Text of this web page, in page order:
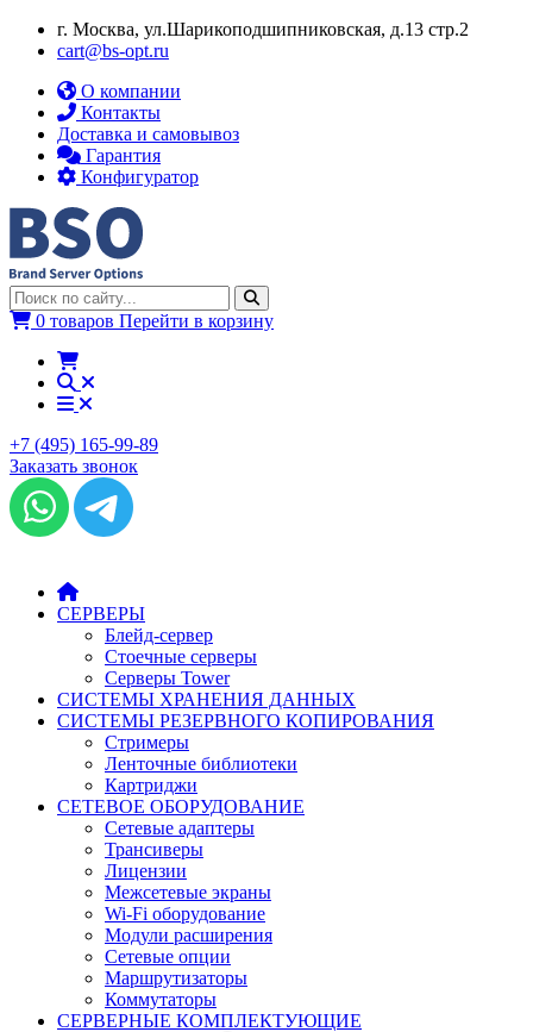
г. Москва, ул.​​Шарикоподшипниковская, д.13 стр.2
cart@bs-opt.ru
О компании
Контакты
Доставка и самовывоз
Гарантия
Конфигуратор
0 товаров Перейти в корзину
+7 (495) 165-99-89
Заказать звонок
СЕРВЕРЫ
Блейд-сервер
Стоечные серверы
Серверы Tower
СИСТЕМЫ ХРАНЕНИЯ ДАННЫХ
СИСТЕМЫ РЕЗЕРВНОГО КОПИРОВАНИЯ
Стримеры
Ленточные библиотеки
Картриджи
СЕТЕВОЕ ОБОРУДОВАНИЕ
Сетевые адаптеры
Трансиверы
Лицензии
Межсетевые экраны
Wi-Fi оборудование
Модули расширения
Сетевые опции
Маршрутизаторы
Коммутаторы
СЕРВЕРНЫЕ КОМПЛЕКТУЮЩИЕ